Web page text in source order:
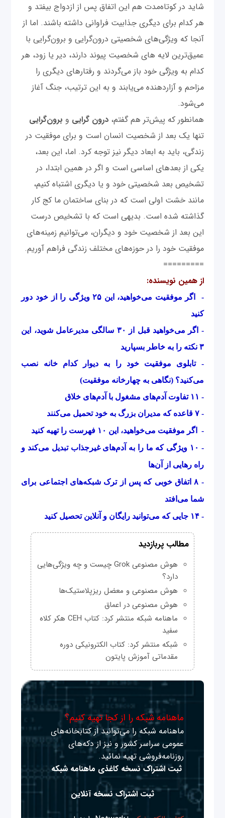
شاید در کوتاه‌مدت هم این اتفاق پس از ازدواج بیفتد و
هر کدام برای دیگری جذابیت فراوانی داشته باشند. اما از
آنجا که ویژگی‌های شخصیتی درون‌گرایی و برون‌گرایی با
عمیق‌ترین لایه های شخصیت پیوند دارند، دیر یا زود، هر
کدام به ویژگی خود باز می‌گردند و رفتارهای دیگری را
مزاحم و آزاردهنده می‌یابند و به این ترتیب، جنگ آغاز
می‌شود.
همانطور که پیش‌تر هم گفتم،درون گرایی و برون‌گرایی
تنها یک بعد از شخصیت انسان است و برای موفقیت در
زندگی، باید به ابعاد دیگر نیز توجه کرد. اما، این بعد،
یکی از بعدهای اساسی است و اگر در همین ابتدا، در
تشخیص بعد شخصیتی خود و یا دیگری اشتباه کنیم،
مانند خشت اولی است که در بنای ساختمان ما کج کار
گذاشته شده است. بدیهی است که با تشخیص درست
این بعد از شخصیت خود و دیگران، می‌توانیم زمینه‌های
موفقیت خود را در حوزه‌های مختلف زندگی فراهم آوریم.
=========
از همین نویسنده:
-
اگر موفقیت می‌خواهید، این ۲۵ ویژگی را از خود دور
کنید
-
اگر می‌خواهید قبل از ۳۰ سالگی مدیرعامل شوید، این
۳ نکته را به خاطر بسپارید
-تابلوی موفقیت خود را به دیوار کدام خانه نصب
می‌کنید؟ (نگاهی به چهارخانه موفقیت)
- ۱۱ تفاوت آدم‌های مشغول با آدم‌های خلاق
-۷ قاعده‌ که مدیران بزرگ به خود تحمیل می‌کنند
-
اگر موفقیت می‌خواهید، این ۱۰ فهرست را تهیه کنید
- ۱۰ ویژگی که ما را به آدم‌های غیرجذاب تبدیل می‌کند و
راه رهایی از آن‌ها
-
۸ اتفاق خوبی که پس از ترک شبکه‌های اجتماعی برای
شما می‌افتد
-۱۴ جایی که می‌توانید رایگان و آنلاین تحصیل کنید
مطالب پربازدید
هوش مصنوعی Grok چیست و چه ویژگی‌هایی
دارد؟
هوش مصنوعی و معضل ریزپلاستیک‌ها
هوش مصنوعی در اعماق
ماهنامه شبکه منتشر کرد: کتاب CEH هکر کلاه
سفید
شبکه منتشر کرد: کتاب الکترونیکی دوره
مقدماتی آموزش پایتون
ماهنامه شبکه را از کجا تهیه کنیم؟
ماهنامه شبکه را می‌توانید از کتابخانه‌های
عمومی سراسر کشور و نیز از دکه‌های
روزنامه‌فروشی تهیه نمائید.
ثبت اشتراک نسخه کاغذی ماهنامه شبکه
ثبت اشتراک نسخه آنلاین